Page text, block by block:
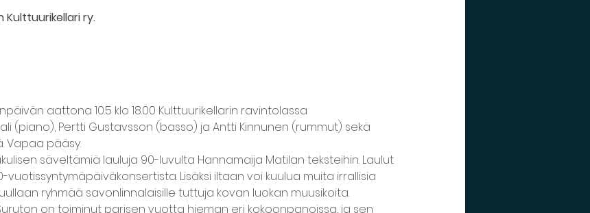
Kulttuurikellari ry.
aattona 10.5 klo 18.00 Kulttuurikellarin ravintolassa
(piano), Pertti Gustavsson (basso) ja Antti Kinnunen (rummut) sekä
Vapaa pääsy.
säveltämiä lauluja 90-luvulta Hannamaija Matilan teksteihin. Laulut
vuotissyntymäpäiväkonsertista. Lisäksi iltaan voi kuulua muita irrallisia
ryhmää savonlinnalaisille tuttuja kovan luokan muusikoita.
on toiminut parisen vuotta hieman eri kokoonpanoissa, ja sen